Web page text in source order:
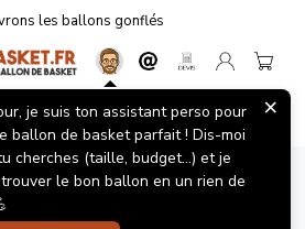
les ballons gonflés
multisports elite active blanc McDavid
Joueur / Chaussettes de compression
elite active blanc
je suis ton assistant perso pour
ballon de basket parfait ! Dis-moi
cherches (taille, budget...) et je
le bon ballon en un rien de
×